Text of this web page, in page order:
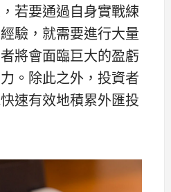
若要通過自身實戰練
驗，就需要進行大量
將會面臨巨大的盈虧
。除此之外，投資者
速有效地積累外匯投